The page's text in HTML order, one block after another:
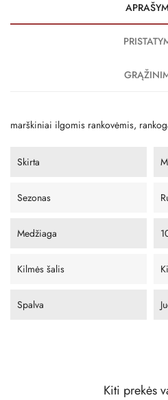
marškiniai ilgomis rankovėmis,
Skirta
Sezonas
Medžiaga
Kilmės šalis
Spalva
Kiti prekės